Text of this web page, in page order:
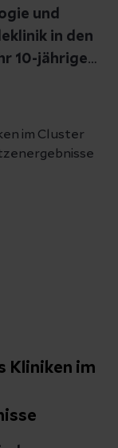
und
in den
10-jähriges
in der
ihrer
Kliniken im